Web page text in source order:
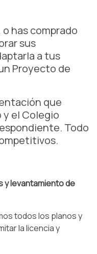
has comprado
sus
a tus
Proyecto de
que
el Colegio
Todo
y levantamiento de
todos los planos y
la licencia y